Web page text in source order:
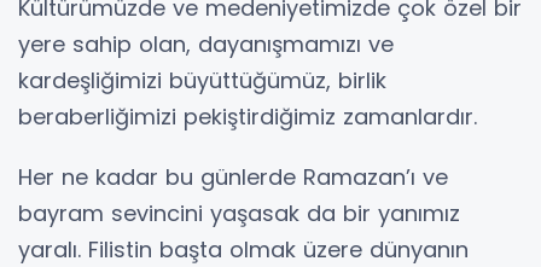
Kültürümüzde ve medeniyetimizde çok özel bir
yere sahip olan, dayanışmamızı ve
kardeşliğimizi büyüttüğümüz, birlik
beraberliğimizi pekiştirdiğimiz zamanlardır.
Her ne kadar bu günlerde Ramazan’ı ve
bayram sevincini yaşasak da bir yanımız
yaralı. Filistin başta olmak üzere dünyanın